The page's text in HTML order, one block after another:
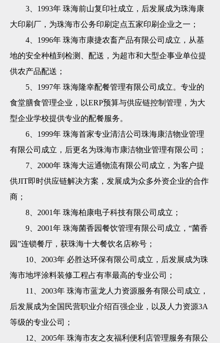
3、1993年 珠海前山复印社成立，后发展成为珠海康
大印刷厂，为珠海市公务印刷定点五家印刷企业之一；
4、1996年 珠海市康捷农畜产品有限公司 成立，从基
地的安全种植到检测、配送，为超市和大型企事业单位提
供农产品配送；
5、1997年 珠海隆幸配餐管理有限公司成立。专业的
食堂膳食管理企业，以ERP预算与供应链控制管理，为大
型企业学校提供专业的配餐服务。
6、1999年 珠海首家专业清洁公司 珠海康洁物业管理
有限公司 成立，后更名为珠海市康洁物业管理有限公司；
7、2000年 珠海大运通物流有限公司成立，为客户提
供JIT即时供应链解决方案，发展成为众多外资企业的合作
商；
8、2001年 珠海柏康电子科技有限公司成立；
9、2001年 珠海菌香园餐饮管理有限公司成立，“菌香
园”连锁餐厅，获珠海十大餐饮名店称号；
10、2003年 必胜达环保有限公司成立，后发展成为珠
海市地坪涂料装修工程占有率最高的专业公司；
11、2003年 珠海市蓝龙人力资源服务有限公司 成立，
后发展成为全国民营职业介绍百强企业，以及人力资源3A
等级的专业公司；
12、2005年 珠海市友之友福利便利店管理服务有限公